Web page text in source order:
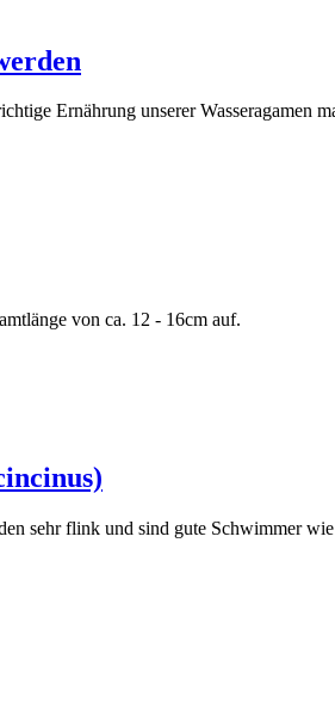
Ernährung unserer Wasseragamen
von ca. 12 - 16cm auf.
sehr flink und sind gute Schwimmer